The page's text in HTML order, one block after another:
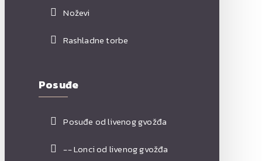
Noževi
Rashladne torbe
Posuđe
Posuđe od livenog gvožđa
-- Lonci od livenog gvožđa